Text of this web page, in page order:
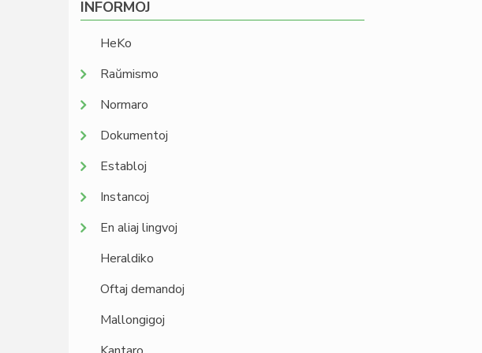
INFORMOJ
HeKo
Raŭmismo
Normaro
Dokumentoj
Establoj
Instancoj
En aliaj lingvoj
Heraldiko
Oftaj demandoj
Mallongigoj